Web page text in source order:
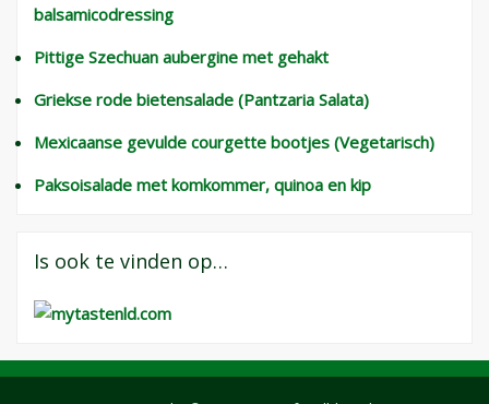
balsamicodressing
Pittige Szechuan aubergine met gehakt
Griekse rode bietensalade (Pantzaria Salata)
Mexicaanse gevulde courgette bootjes (Vegetarisch)
Paksoisalade met komkommer, quinoa en kip
Is ook te vinden op…